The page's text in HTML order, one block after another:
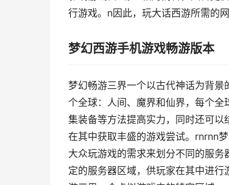
行游戏。n因此，玩大话西游所需的
梦幻西游手机游戏畅游版本
梦幻畅游三界一个以古代神话为背
个全球：人间、魔界和仙界，每个
集装备等方法提高实力，同时还可
在其中获取丰盛的游戏尝试。rnrnn
大众玩游戏的需求来划分不同的服
定的服务器区域，供玩家在其中进